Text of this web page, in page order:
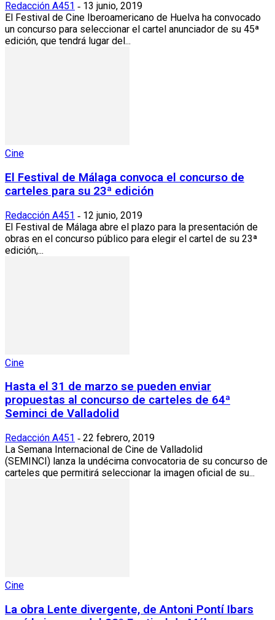
Redacción A451 - 13 junio, 2019
El Festival de Cine Iberoamericano de Huelva ha convocado
un concurso para seleccionar el cartel anunciador de su 45ª
edición, que tendrá lugar del...
Cine
El Festival de Málaga convoca el concurso de
carteles para su 23ª edición
Redacción A451 - 12 junio, 2019
El Festival de Málaga abre el plazo para la presentación de
obras en el concurso público para elegir el cartel de su 23ª
edición,...
Cine
Hasta el 31 de marzo se pueden enviar
propuestas al concurso de carteles de 64ª
Seminci de Valladolid
Redacción A451 - 22 febrero, 2019
La Semana Internacional de Cine de Valladolid
(SEMINCI) lanza la undécima convocatoria de su concurso de
carteles que permitirá seleccionar la imagen oficial de su...
Cine
La obra Lente divergente, de Antoni Pontí Ibars